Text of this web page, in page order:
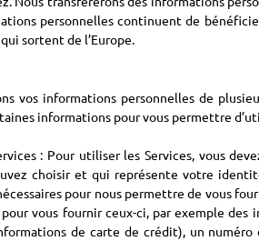
personnelles continuent de
sortent de l’Europe.
vos informations personnelles de
informations pour vous permettre
: Pour utiliser les Services, vous
choisir et qui représente votre
pour nous permettre de vous
vous fournir ceux-ci, par exemple
de carte de crédit), un